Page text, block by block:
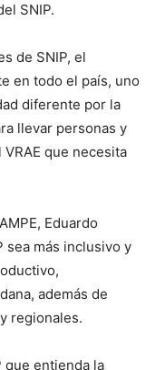
SNIP.
de SNIP, el
en todo el país, uno
diferente por la
llevar personas y
que necesita
Eduardo
sea más inclusivo y
además de
regionales.
que entienda la